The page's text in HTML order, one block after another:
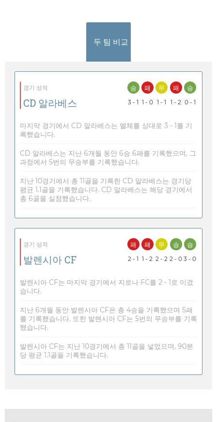
두 팀 비교
경기 성적
CD 알라베스
승
3 - 1
패
1 - 0
무
1 - 1
패
1 - 2
승
0 - 1
마지막 경기에서 CD 알라베스는 엘체를 상대로 3 - 1를 기
록했습니다.
CD 알라베스는 지난 6개월 동안 6승 6패를 기록했으며, 그
과정에서 5번의 무승부를 기록했습니다.
지난 10경기에서 총 11골을 기록한 CD 알라베스는 경기당
평균 1.1골을 기록했습니다. CD 알라베스는 해당 경기에서
총 6골을 실점했습니다.
경기 성적
발렌시아 CF
패
2 - 1
패
1 - 2
무
2 - 2
승
2 - 0
승
3 - 0
발렌시아 CF는 마지막 경기에서 지로나 FC를 2 - 1로 이겼
습니다.
지난 6개월 동안 발렌시아 CF은 총 4승을 기록했으며 5패
를 기록했습니다. 또한 발렌시아 CF는 5번의 무승부를 기록
했습니다.
발렌시아 CF는 지난 10경기에서 총 11골을 넣었으며, 90분
당 평균 1.1골을 기록했습니다.